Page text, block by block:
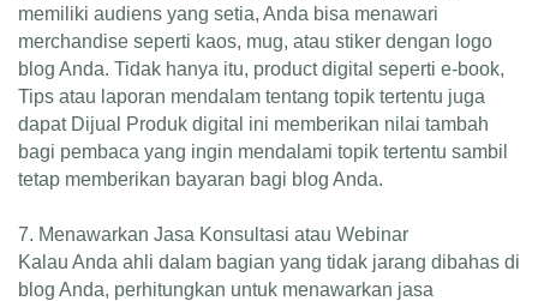
memiliki audiens yang setia, Anda bisa menawari
merchandise seperti kaos, mug, atau stiker dengan logo
blog Anda. Tidak hanya itu, product digital seperti e-book,
Tips atau laporan mendalam tentang topik tertentu juga
dapat Dijual Produk digital ini memberikan nilai tambah
bagi pembaca yang ingin mendalami topik tertentu sambil
tetap memberikan bayaran bagi blog Anda.
7. Menawarkan Jasa Konsultasi atau Webinar
Kalau Anda ahli dalam bagian yang tidak jarang dibahas di
blog Anda, perhitungkan untuk menawarkan jasa